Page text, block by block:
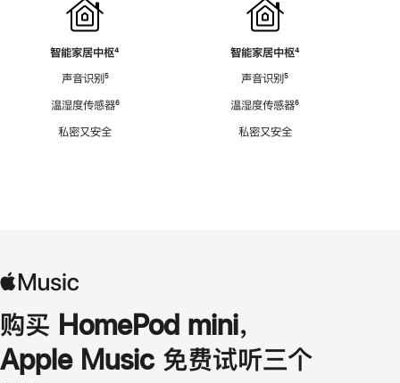
智能家居中枢脚
⁴
声音识别脚
⁵
温湿度传感器脚
⁶
私密又安全
智能家居中枢脚
⁴
声音识别脚
⁵
温湿度传感器脚
⁶
私密又安全
购买 HomePod mini，
Apple Music 免费试听三个